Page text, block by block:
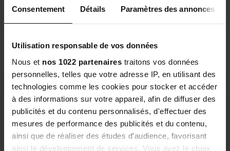
Consentement Détails Paramètres des annonces
Utilisation responsable de vos données
Nous et nos 1022 partenaires traitons vos données
personnelles, telles que votre adresse IP, en utilisant des
technologies comme les cookies pour stocker et accéder
à des informations sur votre appareil, afin de diffuser des
publicités et du contenu personnalisés, d'effectuer des
mesures de performance des publicités et du contenu,
ainsi que de réaliser des études d’audience, favorisant
ainsi le développement de services. Vous avez le choix
comprimés
18 avis
Acheter Acheter
6articles Voir